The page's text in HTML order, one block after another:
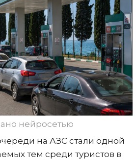
нейросетью
на АЗС стали одной
тем среди туристов в